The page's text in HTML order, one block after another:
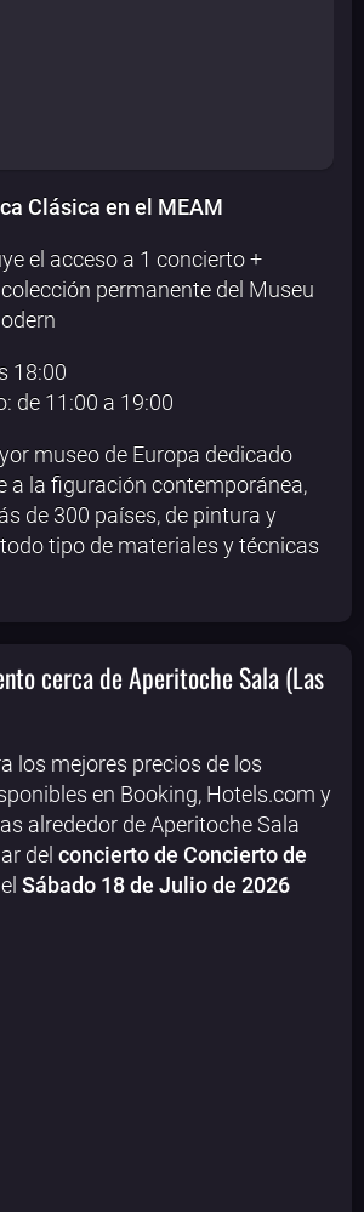
Clásica en el MEAM
el acceso a 1 concierto +
permanente del Museu
18:00
de 11:00 a 19:00
museo de Europa dedicado
a la figuración contemporánea,
de 300 países, de pintura y
tipo de materiales y técnicas
cerca de Aperitoche Sala (Las
los mejores precios de los
en Booking, Hotels.com y
alrededor de Aperitoche Sala
del concierto de Concierto de
el Sábado 18 de Julio de 2026